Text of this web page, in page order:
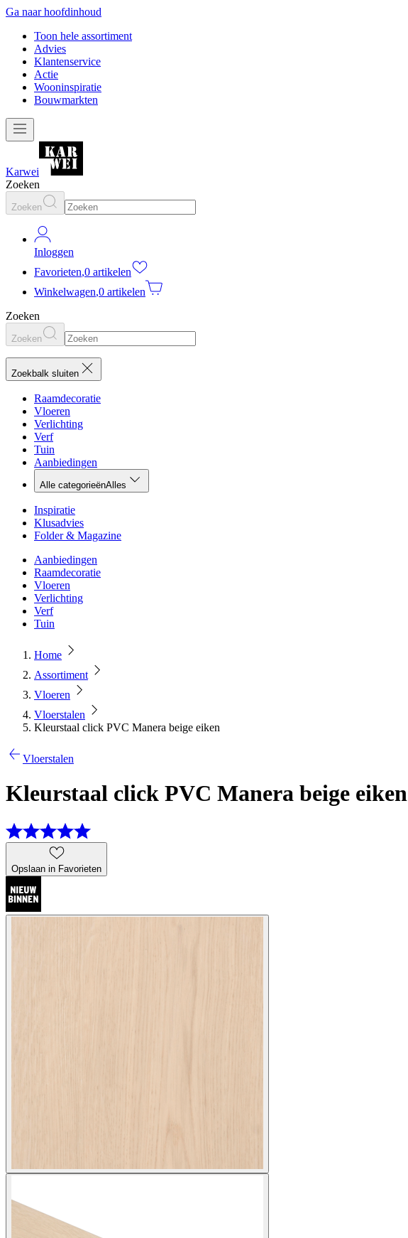
Ga naar hoofdinhoud
Toon hele assortiment
Advies
Klantenservice
Actie
Wooninspiratie
Bouwmarkten
Karwei
Zoeken
Zoeken
Inloggen
Favorieten,0 artikelen
Winkelwagen,0 artikelen
Zoeken
Zoeken
Zoekbalk sluiten
Raamdecoratie
Vloeren
Verlichting
Verf
Tuin
Aanbiedingen
Alle categorieënAlles
Inspiratie
Klusadvies
Folder & Magazine
Aanbiedingen
Raamdecoratie
Vloeren
Verlichting
Verf
Tuin
Home
Assortiment
Vloeren
Vloerstalen
Kleurstaal click PVC Manera beige eiken
Vloerstalen
Kleurstaal click PVC Manera beige eiken
Opslaan in Favorieten